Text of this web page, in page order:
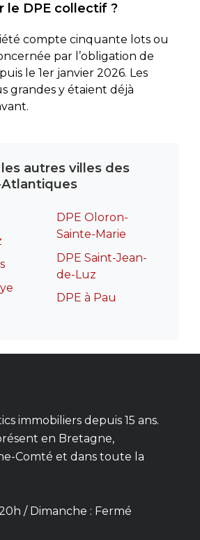
le DPE collectif ?
compte cinquante lots ou
par l’obligation de
le 1er janvier 2026. Les
grandes y étaient déjà
les autres villes des
DPE Oloron-
Sainte-Marie
DPE Saint-Jean-
de-Luz
DPE à Pau
immobiliers depuis 15 ans.
en Bretagne,
Comté et dans toute la
/ Dimanche : Fermé